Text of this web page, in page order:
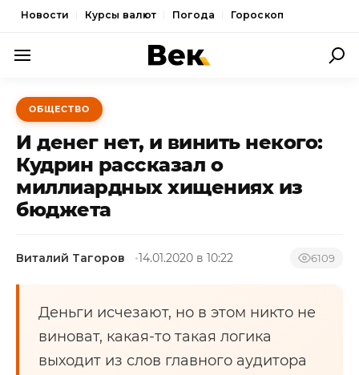
Новости Курсы валют Погода Гороскоп
ПОЛИТИКА
ЭКОНОМИКА
ОБЩЕСТВО
СПОРТ
КУЛЬТУРА
НОВОСТИ
ОБЩЕСТВО
И денег нет, и винить некого:
Кудрин рассказал о
миллиардных хищениях из
бюджета
Виталий Тагоров 14.01.2020 в 10:22 6109
Деньги исчезают, но в этом никто не
виноват, какая-то такая логика
выходит из слов главного аудитора